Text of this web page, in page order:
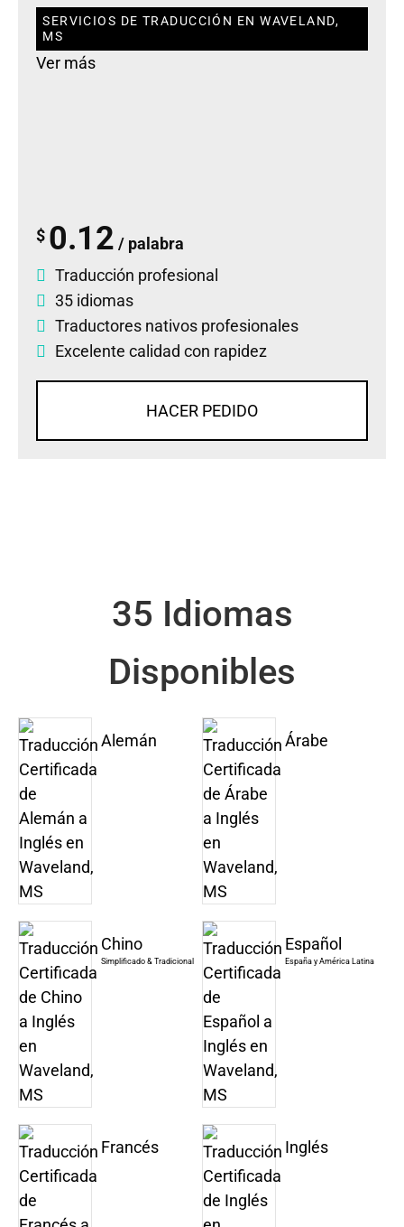
SERVICIOS DE TRADUCCIÓN EN WAVELAND,
MS
Ver más
$ 0.12 / palabra
Traducción profesional
35 idiomas
Traductores nativos profesionales
Excelente calidad con rapidez
HACER PEDIDO
35 Idiomas
Disponibles
Alemán Árabe
Chino
Simplificado & Tradicional
Español
España y América Latina
Francés Inglés